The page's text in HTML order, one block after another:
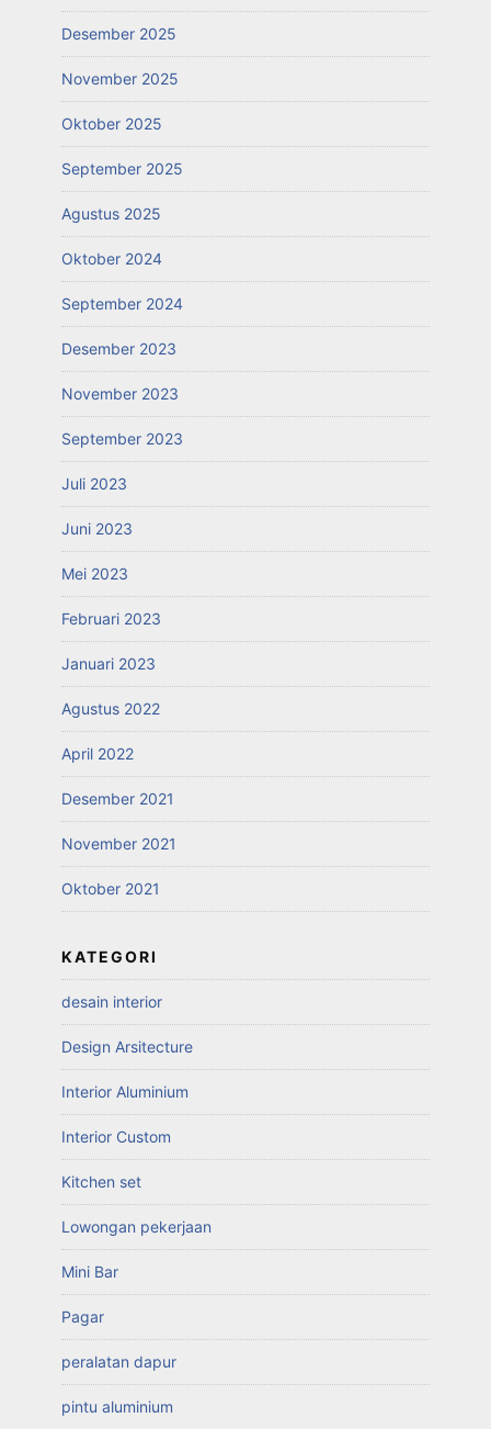
Desember 2025
November 2025
Oktober 2025
September 2025
Agustus 2025
Oktober 2024
September 2024
Desember 2023
November 2023
September 2023
Juli 2023
Juni 2023
Mei 2023
Februari 2023
Januari 2023
Agustus 2022
April 2022
Desember 2021
November 2021
Oktober 2021
KATEGORI
desain interior
Design Arsitecture
Interior Aluminium
Interior Custom
Kitchen set
Lowongan pekerjaan
Mini Bar
Pagar
peralatan dapur
pintu aluminium